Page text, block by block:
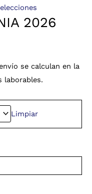
2026
se calculan en la
laborables.
Limpiar